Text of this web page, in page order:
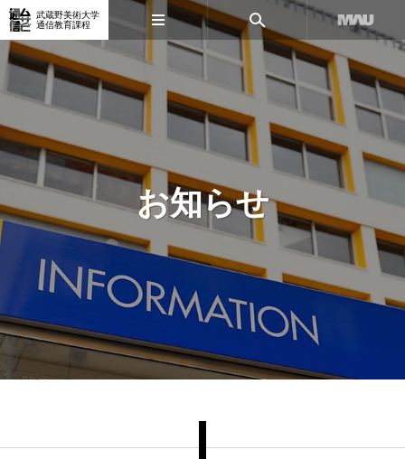
武蔵野美術大学
通信教育課程
お知らせ